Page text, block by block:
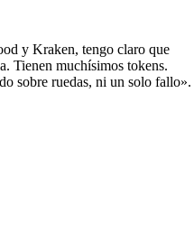
y Kraken, tengo claro que
Tienen muchísimos tokens.
sobre ruedas, ni un solo fallo».